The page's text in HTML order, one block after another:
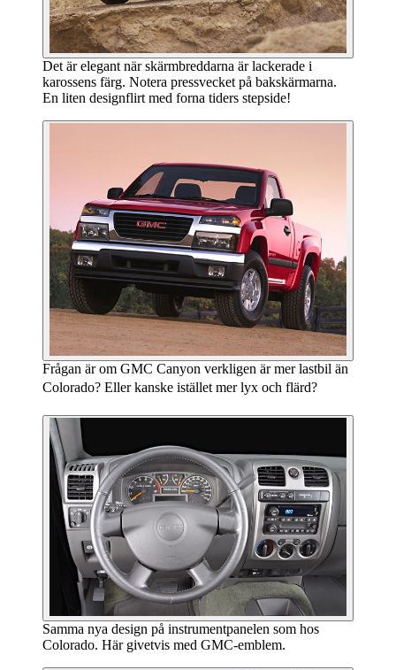
Det är elegant när skärmbreddarna är lackerade i
karossens färg. Notera pressvecket på bakskärmarna.
En liten designflirt med forna tiders stepside!
Frågan är om GMC Canyon verkligen är mer lastbil än
Colorado? Eller kanske istället mer lyx och flärd?
Samma nya design på instrumentpanelen som hos
Colorado. Här givetvis med GMC-emblem.